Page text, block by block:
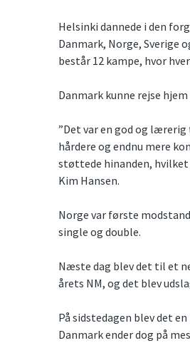
Helsinki dannede i den
Danmark, Norge, Sverige
består 12 kampe, hvor
Danmark kunne rejse
”Det var en god og
hårdere og endnu mere
støttede hinanden,
Kim Hansen.
Norge var første
single og double.
Næste dag blev det til et
årets NM, og det blev
På sidstedagen blev det
Danmark ender dog på